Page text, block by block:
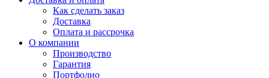
Как сделать заказ
Доставка
Оплата и рассрочка
О компании
Производство
Гарантия
Портфолио